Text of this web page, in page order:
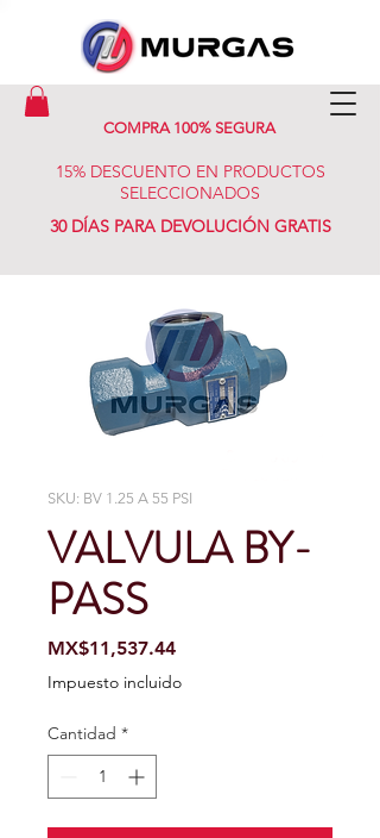
COMPRA 100% SEGURA
15% DESCUENTO EN PRODUCTOS
SELECCIONADOS
30 DÍAS PARA DEVOLUCIÓN GRATIS
SKU: BV 1.25 A 55 PSI
VALVULA BY-
PASS
MX$11,537.44Precio
Impuesto incluido
Cantidad *